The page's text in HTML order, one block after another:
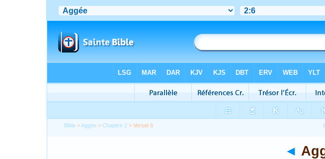
Bible >Aggée >Chapitre 2 > Verset 6
◄